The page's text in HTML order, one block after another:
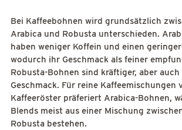
Bei Kaffeebohnen wird grundsätzlich
Arabica und Robusta unterschieden.
haben weniger Koffein und einen
wodurch ihr Geschmack als feiner
Robusta-Bohnen sind kräftiger, aber
Geschmack. Für reine Kaffeemischungen
Kaffeeröster präferiert Arabica-Bohnen,
Blends meist aus einer Mischung
Robusta bestehen.